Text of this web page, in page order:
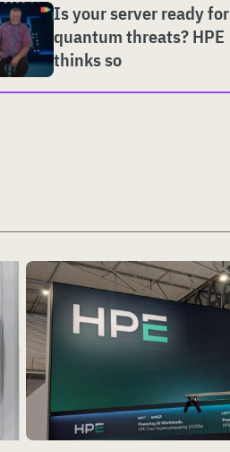
Is your server ready for
quantum threats? HPE
thinks so